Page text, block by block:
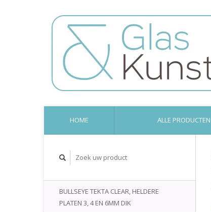
HOME ALLE PRODUCTEN
BULLSEYE TEKTA CLEAR, HELDERE
PLATEN 3, 4 EN 6MM DIK